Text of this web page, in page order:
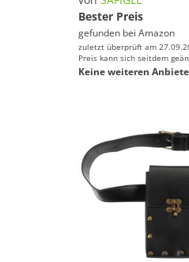
Bester Preis
gefunden bei Amazon
zuletzt überprüft am
Preis kann sich seitdem
Keine weiteren